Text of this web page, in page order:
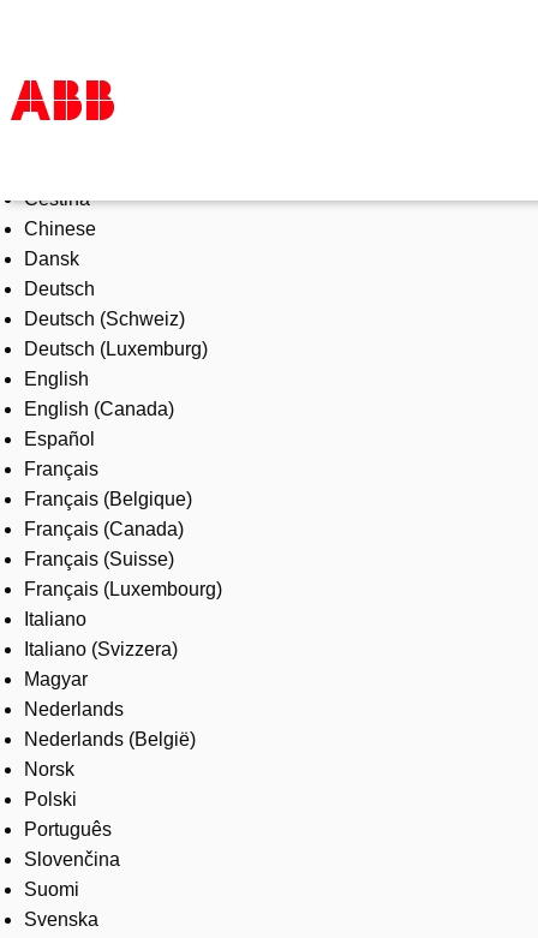
Products & Solutions
Industries
Services
About us
Where to buy
Contact us
Careers
Čeština
Chinese
Dansk
Deutsch
Deutsch (Schweiz)
Deutsch (Luxemburg)
English
English (Canada)
Español
Français
Français (Belgique)
Français (Canada)
Français (Suisse)
Français (Luxembourg)
Italiano
Italiano (Svizzera)
Magyar
Nederlands
Nederlands (België)
Norsk
Polski
Português
Slovenčina
Suomi
Svenska